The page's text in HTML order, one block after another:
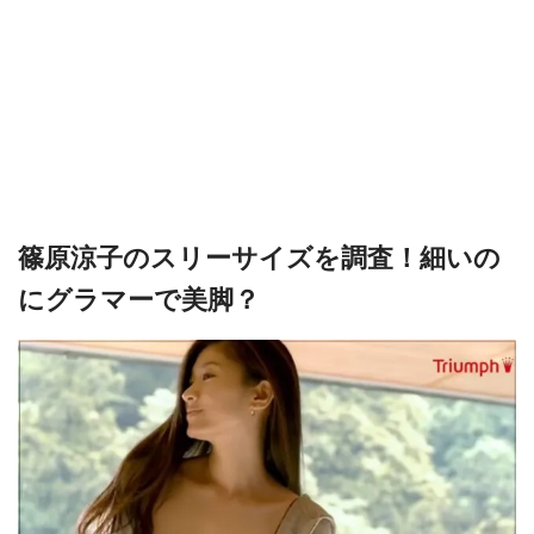
篠原涼子のスリーサイズを調査！細いの
にグラマーで美脚？